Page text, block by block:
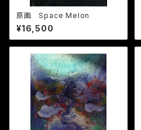
原画 Space Melon
¥16,500